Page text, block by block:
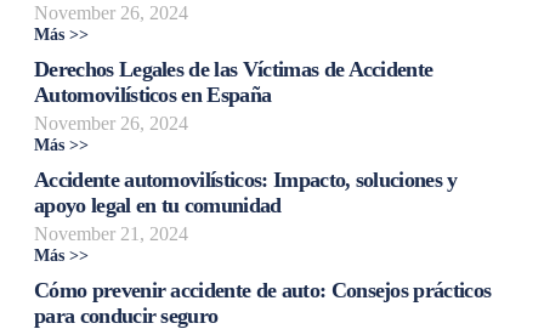
November 26, 2024
Más >>
Derechos Legales de las Víctimas de Accidente
Automovilísticos en España
November 26, 2024
Más >>
Accidente automovilísticos: Impacto, soluciones y
apoyo legal en tu comunidad
November 21, 2024
Más >>
Cómo prevenir accidente de auto: Consejos prácticos
para conducir seguro